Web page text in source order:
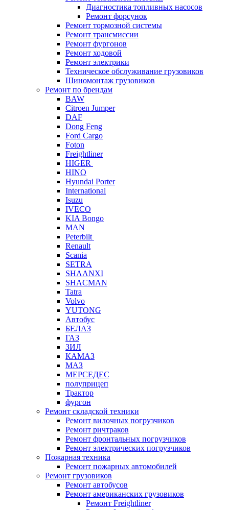
Диагностика топливных насосов
Ремонт форсунок
Ремонт тормозной системы
Ремонт трансмиссии
Ремонт фургонов
Ремонт ходовой
Ремонт электрики
Техническое обслуживание грузовиков
Шиномонтаж грузовиков
Ремонт по брендам
BAW
Citroen Jumper
DAF
Dong Feng
Ford Cargo
Foton
Freightliner
HIGER
HINO
Hyundai Porter
International
Isuzu
IVECO
KIA Bongo
MAN
Peterbilt
Renault
Scania
SETRA
SHAANXI
SHACMAN
Tatra
Volvo
YUTONG
Автобус
БЕЛАЗ
ГАЗ
ЗИЛ
КАМАЗ
МАЗ
МЕРСЕДЕС
полуприцеп
Трактор
фургон
Ремонт складской техники
Ремонт вилочных погрузчиков
Ремонт ричтраков
Ремонт фронтальных погрузчиков
Ремонт электрических погрузчиков
Пожарная техника
Ремонт пожарных автомобилей
Ремонт грузовиков
Ремонт автобусов
Ремонт американских грузовиков
Ремонт Freightliner